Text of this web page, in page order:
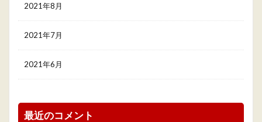
2021年8月
2021年7月
2021年6月
最近のコメント